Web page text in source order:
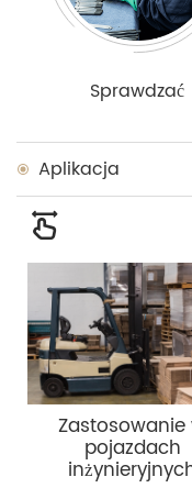
Sprawdzać
Aplikacja
Zastosowanie
pojazdach